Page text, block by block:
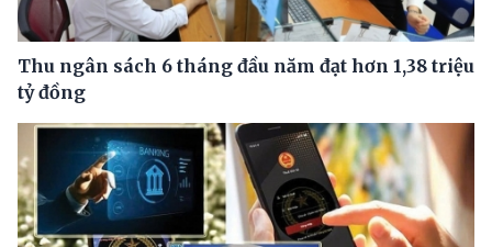
Thu ngân sách 6 tháng đầu năm đạt hơn 1,38 triệu
tỷ đồng